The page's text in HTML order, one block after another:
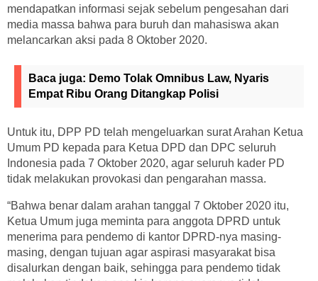
mendapatkan informasi sejak sebelum pengesahan dari
media massa bahwa para buruh dan mahasiswa akan
melancarkan aksi pada 8 Oktober 2020.
Baca juga: Demo Tolak Omnibus Law, Nyaris
Empat Ribu Orang Ditangkap Polisi
Untuk itu, DPP PD telah mengeluarkan surat Arahan Ketua
Umum PD kepada para Ketua DPD dan DPC seluruh
Indonesia pada 7 Oktober 2020, agar seluruh kader PD
tidak melakukan provokasi dan pengarahan massa.
“Bahwa benar dalam arahan tanggal 7 Oktober 2020 itu,
Ketua Umum juga meminta para anggota DPRD untuk
menerima para pendemo di kantor DPRD-nya masing-
masing, dengan tujuan agar aspirasi masyarakat bisa
disalurkan dengan baik, sehingga para pendemo tidak